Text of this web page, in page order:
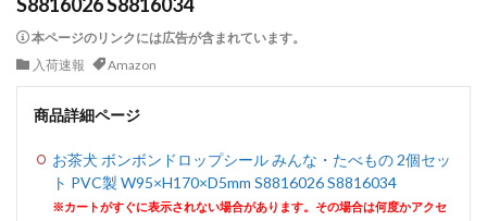
本ページのリンクには広告が含まれています。
入荷速報
Amazon
商品詳細ページ
お茶犬 ボンボンドロップシール みんな・たべもの 2個セッ
ト PVC製 W95×H170×D5mm S8816026 S8816034
※カートがすぐに表示されない場合があります。その場合は何度かアクセ